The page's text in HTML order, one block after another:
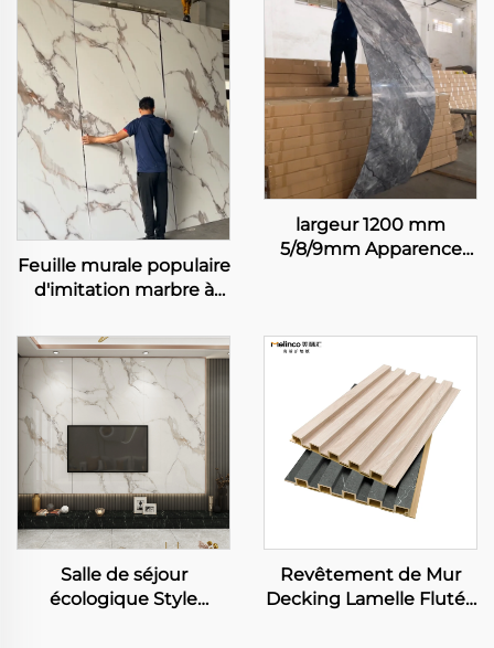
Feuille murale populaire
d'imitation marbre à
brillance Texture Film
PET en WPC Panneaux
solides
largeur 1200 mm
5/8/9mm Apparence
Plateau Mural Peinture
Veneer Feuille Sans
Joint
Salle de séjour
écologique Style
Revêtement de Mur
Decking Lamelle Flutée